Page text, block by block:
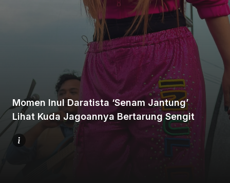
Beranda
Bagikan
Sebelumnya
Momen Inul Daratista ‘Senam Jantung’
Lihat Kuda Jagoannya Bertarung Sengit